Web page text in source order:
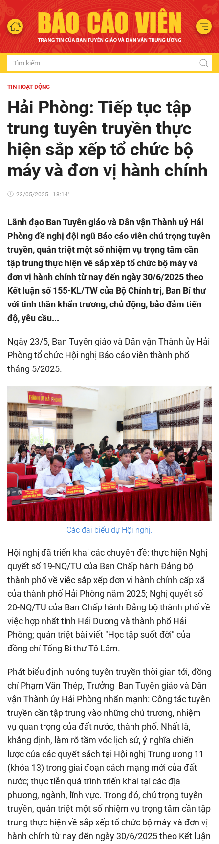
TIN HOẠT ĐỘNG
Hải Phòng: Tiếp tục tập
trung tuyên truyền thực
hiện sắp xếp tổ chức bộ
máy và đơn vị hành chính
23/05/2025 - 18:14'
Lãnh đạo Ban Tuyên giáo và Dân vận Thành uỷ Hải
Phòng đề nghị đội ngũ Báo cáo viên chú trọng tuyên
truyền, quán triệt một số nhiệm vụ trọng tâm cần
tập trung thực hiện về sắp xếp tổ chức bộ máy và
đơn vị hành chính từ nay đến ngày 30/6/2025 theo
Kết luận số 155-KL/TW của Bộ Chính trị, Ban Bí thư
với tinh thần khẩn trương, chủ động, bảo đảm tiến
độ, yêu cầu...
Ngày 23/5, Ban Tuyên giáo và Dân vận Thành ủy Hải
Phòng tổ chức Hội nghị Báo cáo viên thành phố
tháng 5/2025.
Các đại biểu dự Hội nghị.
Hội nghị đã triển khai các chuyên đề: thực hiện Nghị
quyết số 19-NQ/TU của Ban Chấp hành Đảng bộ
thành phố về việc sắp xếp đơn vị hành chính cấp xã
của thành phố Hải Phòng năm 2025; Nghị quyết số
20-NQ/TU của Ban Chấp hành Đảng bộ thành phố về
việc hợp nhất tỉnh Hải Dương và thành phố Hải
Phòng; quán triệt bài viết "Học tập suốt đời" của
đồng chí Tổng Bí thư Tô Lâm.
Phát biểu định hướng tuyên truyền thời gian tới, đồng
chí Phạm Văn Thép, Trưởng Ban Tuyên giáo và Dân
vận Thành ủy Hải Phòng nhấn mạnh: Công tác tuyên
truyền cần tập trung vào những chủ trương, nhiệm
vụ quan trọng của đất nước, thành phố. Nhất là,
khẳng định, làm rõ tầm vóc lịch sử, ý nghĩa chiến
lược của các quyết sách tại Hội nghị Trung ương 11
(khóa 13) trong giai đoạn cách mạng mới của đất
nước; thực tiễn quá trình triển khai tại các địa
phương, ngành, lĩnh vực. Trong đó, chú trọng tuyên
truyền, quán triệt một số nhiệm vụ trọng tâm cần tập
trung thực hiện về sắp xếp tổ chức bộ máy và đơn vị
hành chính từ nay đến ngày 30/6/2025 theo Kết luận